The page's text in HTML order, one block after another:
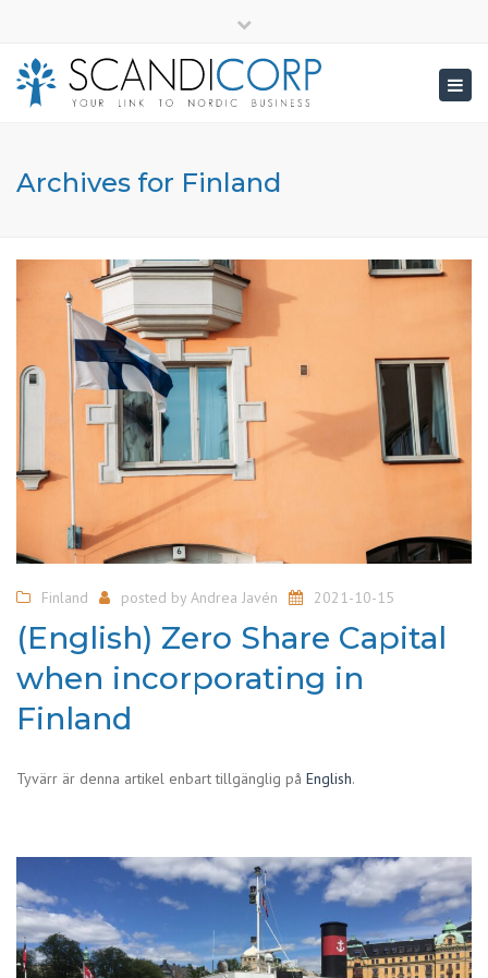
top
bar
Archives for Finland
Finland posted by Andrea Javén 2021-10-15
(English) Zero Share Capital
when incorporating in
Finland
Tyvärr är denna artikel enbart tillgänglig på English.